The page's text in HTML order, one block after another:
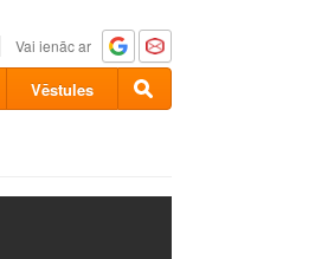
Vai ienāc ar
Vēstules